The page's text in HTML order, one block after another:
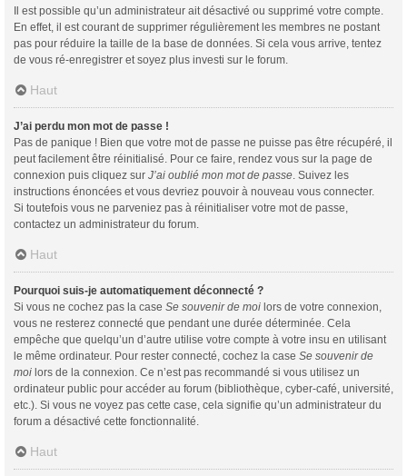
Il est possible qu’un administrateur ait désactivé ou supprimé votre compte.
En effet, il est courant de supprimer régulièrement les membres ne postant
pas pour réduire la taille de la base de données. Si cela vous arrive, tentez
de vous ré-enregistrer et soyez plus investi sur le forum.
Haut
J’ai perdu mon mot de passe !
Pas de panique ! Bien que votre mot de passe ne puisse pas être récupéré, il
peut facilement être réinitialisé. Pour ce faire, rendez vous sur la page de
connexion puis cliquez sur J’ai oublié mon mot de passe. Suivez les
instructions énoncées et vous devriez pouvoir à nouveau vous connecter.
Si toutefois vous ne parveniez pas à réinitialiser votre mot de passe,
contactez un administrateur du forum.
Haut
Pourquoi suis-je automatiquement déconnecté ?
Si vous ne cochez pas la case Se souvenir de moi lors de votre connexion,
vous ne resterez connecté que pendant une durée déterminée. Cela
empêche que quelqu’un d’autre utilise votre compte à votre insu en utilisant
le même ordinateur. Pour rester connecté, cochez la case Se souvenir de
moi lors de la connexion. Ce n’est pas recommandé si vous utilisez un
ordinateur public pour accéder au forum (bibliothèque, cyber-café, université,
etc.). Si vous ne voyez pas cette case, cela signifie qu’un administrateur du
forum a désactivé cette fonctionnalité.
Haut